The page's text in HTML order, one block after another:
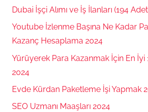
Dubai İşçi Alımı ve İş İlanları (194
Youtube İzlenme Başına Ne Kadar
Kazanç Hesaplama 2024
Yürüyerek Para Kazanmak İçin En
2024
Evde Kürdan Paketleme İşi Yapmak
SEO Uzmanı Maaşları 2024